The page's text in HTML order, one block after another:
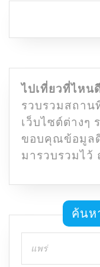
ไปเที่ยวที่ไหน
รวบรวมสถาน
เว็บไซต์ต่างๆ
ขอบคุณข้อมูล
มารวบรวมไ
ค้นห
for: